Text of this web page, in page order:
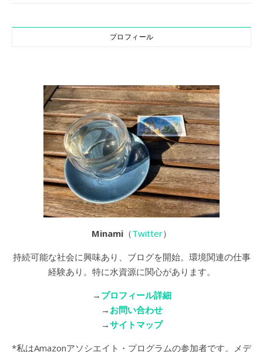
プロフィール
Minami （Twitter）
持続可能な社会に興味あり、ブログを開始。環境関連の仕事
経験あり。特に水資源に関心があります。
→ プロフィール詳細
→ お問い合わせ
→サイトマップ
*私はAmazonアソシエイト・プログラムの参加者です。メデ